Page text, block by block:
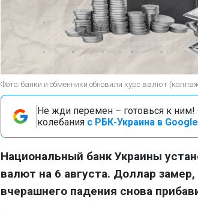
Фото: банки и обменники обновили курс валют
Не жди перемен – готовься к
колебания с РБК-Украина в Google
Национальный банк Украины
валют на 6 августа. Доллар
вчерашнего падения снова